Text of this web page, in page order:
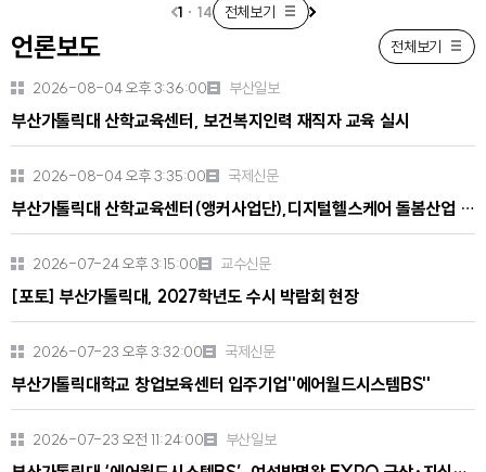
이
버
튼
1 · 14 전체보기
다
튼
언론보도 전체보기
2026-08-04 오후 3:36:00 부산일보
부산가톨릭대 산학교육센터, 보건복지인력 재직자 교육 실시
2026-08-04 오후 3:35:00 국제신문
부산가톨릭대 산학교육센터(앵커사업단),디지털헬스케어 돌봄산업 기반 보건복지인력 재직자 교육 실시
2026-07-24 오후 3:15:00 교수신문
[포토] 부산가톨릭대, 2027학년도 수시 박람회 현장
2026-07-23 오후 3:32:00 국제신문
부산가톨릭대학교 창업보육센터 입주기업''에어월드시스템BS''
2026-07-23 오전 11:24:00 부산일보